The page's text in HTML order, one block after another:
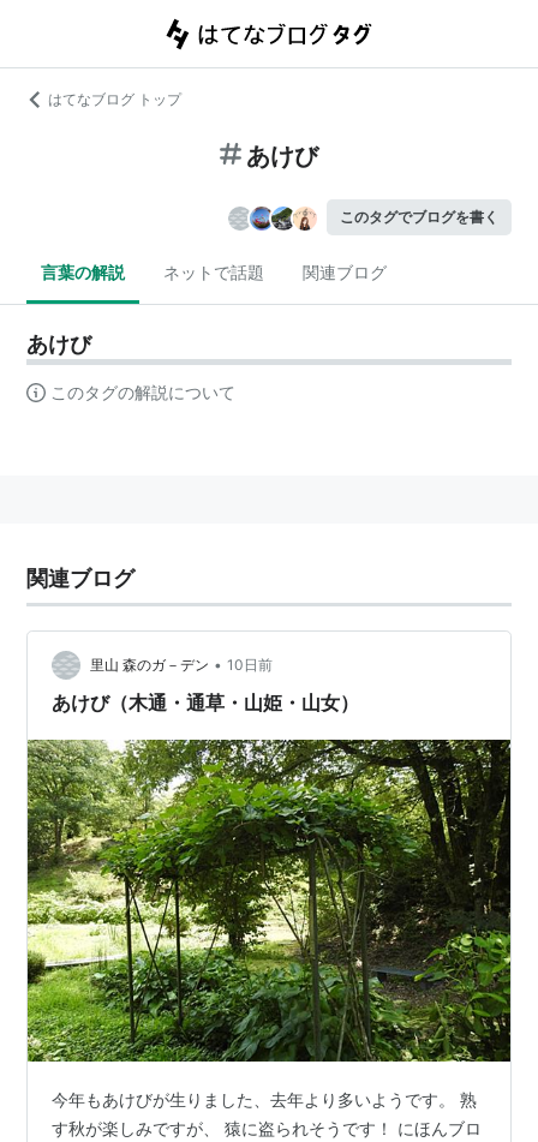
はてなブログ トップ
あけび
このタグでブログを書く
言葉の解説 ネットで話題 関連ブログ
あけび
このタグの解説について
関連ブログ
里山 森のガ－デン • 10日前
あけび（木通・通草・山姫・山女）
今年もあけびが生りました、去年より多いようです。 熟
す秋が楽しみですが、 猿に盗られそうです！ にほんブロ